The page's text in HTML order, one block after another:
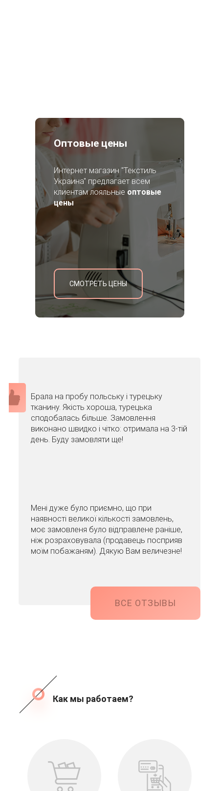
Оптовые цены
Интернет магазин "Текстиль
Украина" предлагает всем
клиентам лояльные оптовые
цены
СМОТРЕТЬ ЦЕНЫ
Брала на пробу польську і турецьку
тканину. Якість хороша, турецька
сподобалась більше. Замовлення
виконано швидко і чітко: отримала на 3-тій
день. Буду замовляти ще!
Мені дуже було приємно, що при
наявності великої кількості замовлень,
моє замовленя було відправлене раніше,
ніж розраховувала (продавець посприяв
моїм побажаням). Дякую Вам величезне!
ВСЕ ОТЗЫВЫ
Как мы работаем?